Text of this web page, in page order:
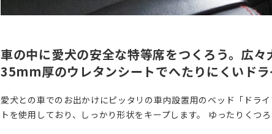
車の中に愛犬の安全な特等席をつくろう。広々
35mm厚のウレタンシートでへたりにくいドラ
愛犬との車でのお出かけにピッタリの車内設置用のベッド「ドラ
トを使用しており、しっかり形状をキープします。 ゆったりくつ